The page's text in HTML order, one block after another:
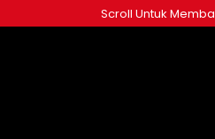
to
Scroll Untuk